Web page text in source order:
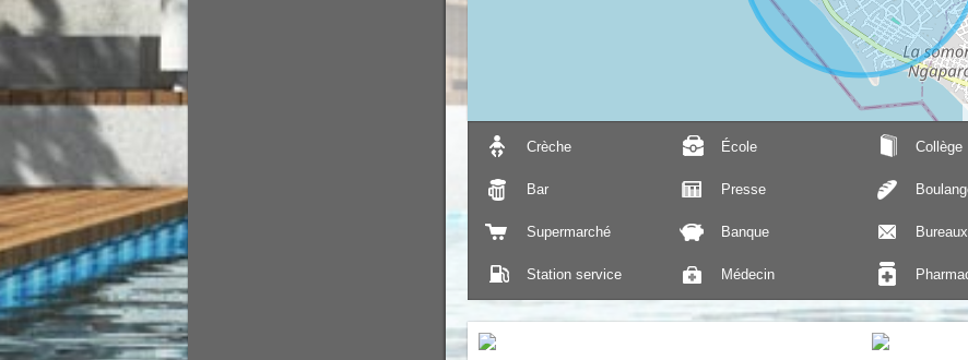
Crèche École Collège
Bar Presse
Supermarché Banque
Station service Médecin